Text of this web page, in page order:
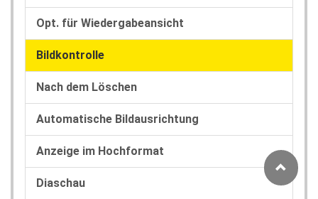
Opt. für Wiedergabeansicht
Bildkontrolle
Nach dem Löschen
Automatische Bildausrichtung
Anzeige im Hochformat
Diaschau